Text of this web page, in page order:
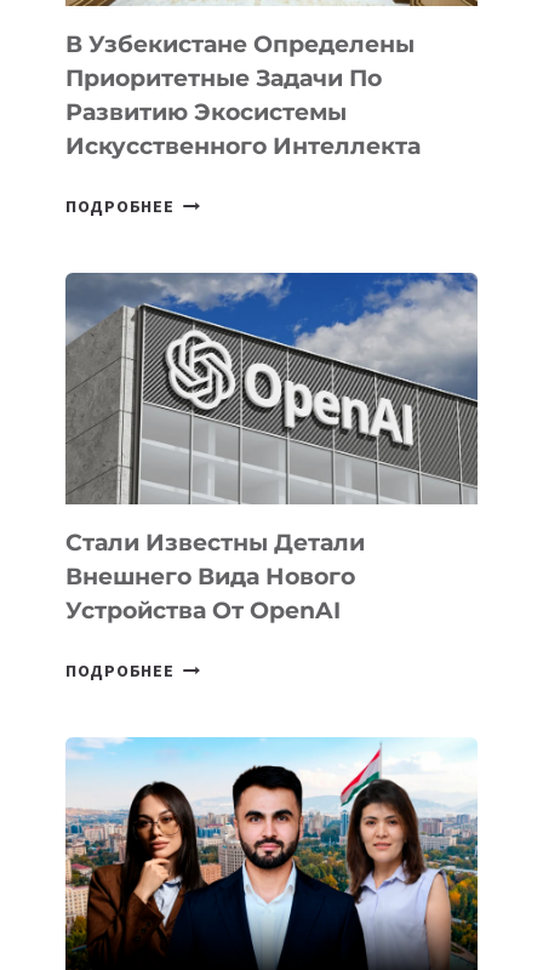
В
INDRIVE
В Узбекистане Определены
Приоритетные Задачи По
Развитию Экосистемы
Искусственного Интеллекта
ПОДРОБНЕЕ
ПРИОРИТЕТНЫЕ
ЗАДАЧИ
ПО
РАЗВИТИЮ
ЭКОСИСТЕМЫ
ИСКУССТВЕННОГО
ИНТЕЛЛЕКТА
Стали Известны Детали
Внешнего Вида Нового
Устройства От OpenAI
ПОДРОБНЕЕ СТАЛИ
ВНЕШНЕГО
ВИДА
НОВОГО
УСТРОЙСТВА
ОТ
OPENAI